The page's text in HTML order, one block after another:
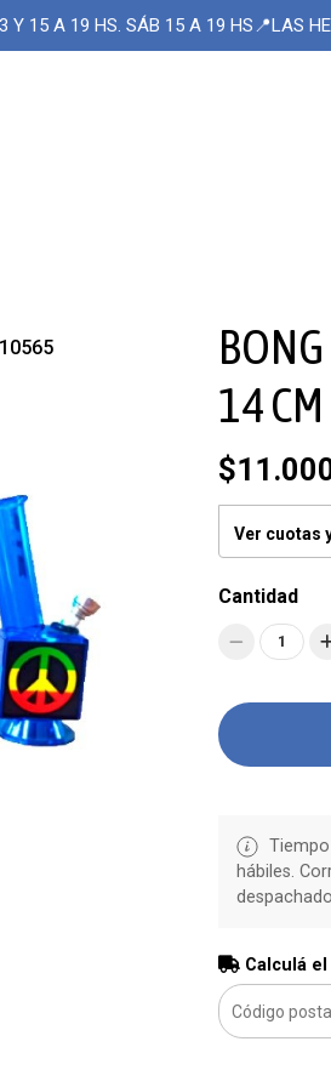
Y 15 A 19 HS. SÁB 15 A 19 HS📍LAS
14
Ver cuotas
Cantidad
1
hábiles.
Calculá el